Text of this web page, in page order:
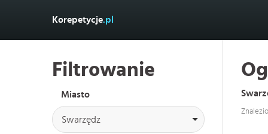
Korepetycje.pl
Filtrowanie
Miasto
Swarzędz